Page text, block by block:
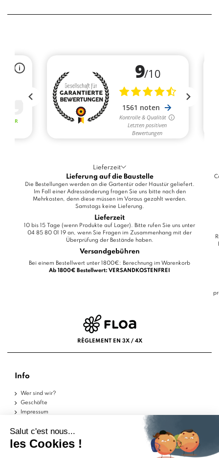
Lieferzeit
Lieferung auf die Baustelle
Die Bestellungen werden an die Gartentür oder Haustür geliefert.
Im Fall einer Adressänderung fragen Sie uns bitte nach den
Mehrkosten, denn diese müssen im Voraus gezahlt werden.
Samstags keine Lieferung.
Lieferzeit
10 bis 15 Tage (wenn Produkte auf Lager). Bitte rufen Sie uns unter
04 85 80 01 19 an, wenn Sie Fragen im Zusammenhang mit der
Überprüfung der Bestände haben.
Versandgebühren
Bei einem Bestellwert unter 1800€: Berechnung im Warenkorb
Ab 1800€ Bestellwert: VERSANDKOSTENFREI
RÈGLEMENT EN 3X / 4X
Info
Wer sind wir?
Geschäfte
Impressum
Datenschutzerklärung
Hilfe